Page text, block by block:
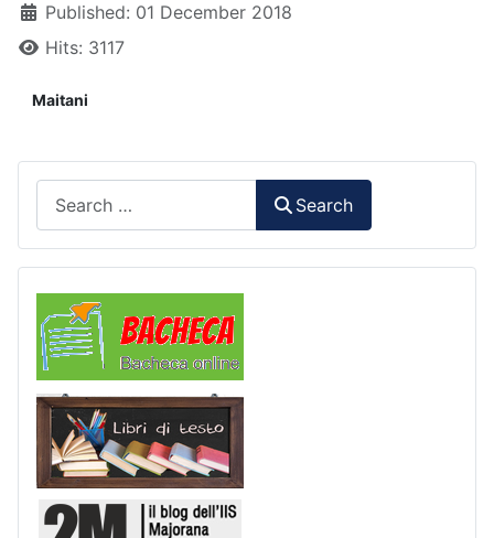
Published: 01 December 2018
Hits: 3117
Maitani
Search
Libri di Testo